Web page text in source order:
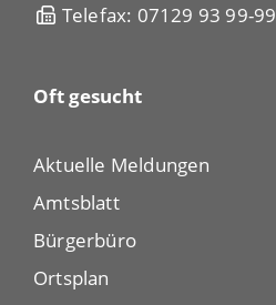
Telefax: 07129 93 99-99
Oft gesucht
Aktuelle Meldungen
Amtsblatt
Bürgerbüro
Ortsplan